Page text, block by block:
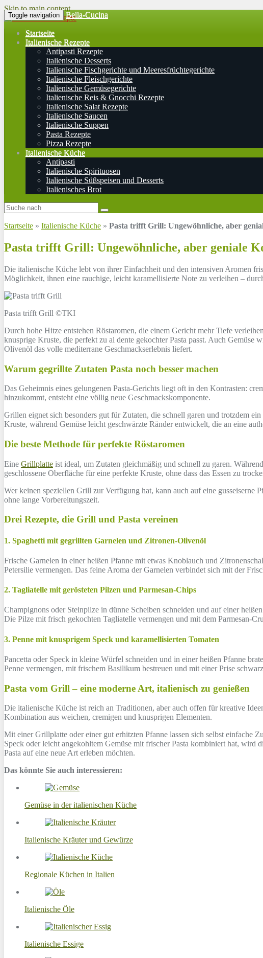
Skip to main content
Toggle navigation Bella-Cucina
Startseite
Italienische Rezepte
Antipasti Rezepte
Italienische Desserts
Italienische Fischgerichte und Meeresfrüchtegerichte
Italienische Fleischgerichte
Italienische Gemüsegerichte
Italienische Reis & Gnocchi Rezepte
Italienische Salat Rezepte
Italienische Saucen
Italienische Suppen
Pasta Rezepte
Pizza Rezepte
Italienische Küche
Antipasti
Italienische Spirituosen
Italienische Süßspeisen und Desserts
Italienisches Brot
Startseite » Italienische Küche » Pasta trifft Grill: Ungewöhnliche, aber
Pasta trifft Grill: Ungewöhnliche, aber geniale
Die italienische Küche lebt von ihrer Einfachheit und den intensiven Aromen
Möglichkeit, ihnen eine rauchige, leicht karamellisierte Note zu verleihen –
Pasta trifft Grill ©TKI
Durch hohe Hitze entstehen Röstaromen, die einem Gericht mehr Tiefe
knusprige Kruste, die perfekt zu al dente gekochter Pasta passt. Auch
Olivenöl das volle mediterrane Geschmackserlebnis liefert.
Warum gegrillte Zutaten Pasta noch besser machen
Das Geheimnis eines gelungenen Pasta-Gerichts liegt oft in den Kontrasten:
hinzukommt, entsteht eine völlig neue Geschmackskomponente.
Grillen eignet sich besonders gut für Zutaten, die schnell garen und trotzdem
Kruste, während Gemüse leicht geschwärzte Ränder entwickelt, die an eine
Die beste Methode für perfekte Röstaromen
Eine Grillplatte ist ideal, um Zutaten gleichmäßig und schnell zu garen.
geschlossene Oberfläche für eine perfekte Kruste, ohne dass das Essen zu
Wer keinen speziellen Grill zur Verfügung hat, kann auch auf eine gusseiserne
ohne lange Vorbereitungszeit.
Drei Rezepte, die Grill und Pasta vereinen
1. Spaghetti mit gegrillten Garnelen und Zitronen-Olivenöl
Frische Garnelen in einer heißen Pfanne mit etwas Knoblauch und
Petersilie vermengen. Das feine Aroma der Garnelen verbindet sich mit der
2. Tagliatelle mit gerösteten Pilzen und Parmesan-Chips
Champignons oder Steinpilze in dünne Scheiben schneiden und auf einer
Die Pilze mit frisch gekochten Tagliatelle vermengen und mit dem Parmesan-
3. Penne mit knusprigem Speck und karamellisierten Tomaten
Pancetta oder Speck in kleine Würfel schneiden und in einer heißen Pfanne
Penne vermengen, mit frischem Basilikum bestreuen und mit einer Prise
Pasta vom Grill – eine moderne Art, italienisch zu genießen
Die italienische Küche ist reich an Traditionen, aber auch offen für kreative
Kombination aus weichen, cremigen und knusprigen Elementen.
Mit einer Grillplatte oder einer gut erhitzten Pfanne lassen sich selbst einfache
Speck oder leicht angekohltem Gemüse mit frischer Pasta kombiniert hat,
Pasta auf eine neue Art erleben möchten.
Das könnte Sie auch interessieren:
Gemüse in der italienischen Küche
Italienische Kräuter und Gewürze
Regionale Küchen in Italien
Italienische Öle
Italienische Essige